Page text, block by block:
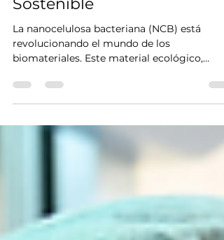
para una Bioeconomía
Sostenible
La nanocelulosa bacteriana (NCB) está
biomateriales. Este material ecológico,
producido por bacterias durante la
como alta resistencia mecánica y
biodegradabilidad. En NanoCell Farms,
impulsamos su desarrollo para aplicaciones
directamente en formas específicas,
reduciendo pasos de producción
tradicionales. Esto alinea